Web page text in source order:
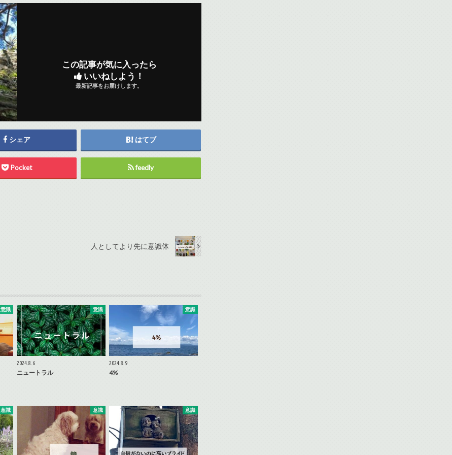
この記事が気に入ったら
いいねしよう！
最新記事をお届けします。
シェア はてブ
Pocket feedly
人としてより先に意識体
意識 意識
2024.8.6
ニュートラル
意識
2024.8.9
4%
意識 意識 意識